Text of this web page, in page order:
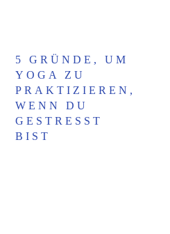
5 GRÜNDE, UM
YOGA ZU
PRAKTIZIEREN,
WENN DU
GESTRESST
BIST